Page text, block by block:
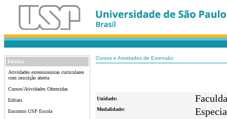
Público
Atividades extensionistas curriculares
com inscrição aberta
Cursos/Atividades Oferecidas
Editais
Encontro USP Escola
Cursos e Atividades de Extensão
Unidade:
Modalidade: